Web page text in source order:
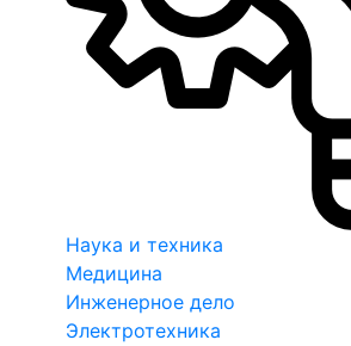
Наука и техника
Медицина
Инженерное дело
Электротехника